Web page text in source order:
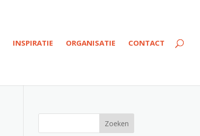
INSPIRATIE ORGANISATIE CONTACT